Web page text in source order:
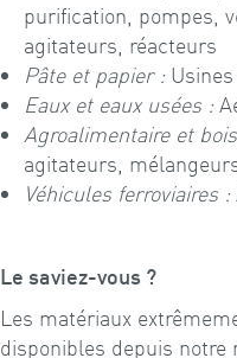
purification, pompes,
agitateurs, réacteurs
Pâte et papier :Usines
Eaux et eaux usées :
Agroalimentaire et
agitateurs,
Véhicules ferroviaires :
Le saviez-vous ?
Les matériaux
disponibles depuis notre